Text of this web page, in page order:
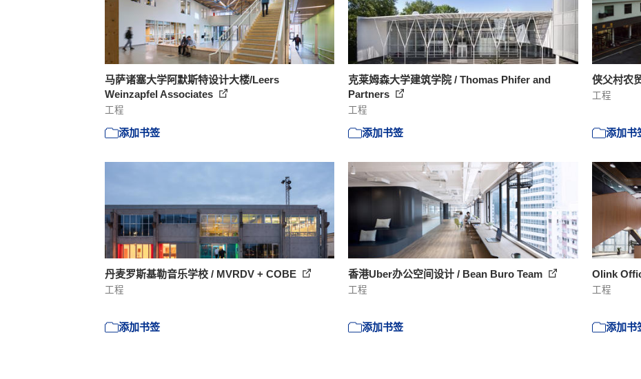
马萨诸塞大学阿默斯特设计大楼/Leers
Weinzapfel Associates
工程
添加书签
克莱姆森大学建筑学院 / Thomas Phifer and
Partners
工程
添加书签
侠父村农
工程
添加书
丹麦罗斯基勒音乐学校 / MVRDV + COBE
工程
添加书签
香港Uber办公空间设计 / Bean Buro Team
工程
添加书签
Olink
工程
添加书